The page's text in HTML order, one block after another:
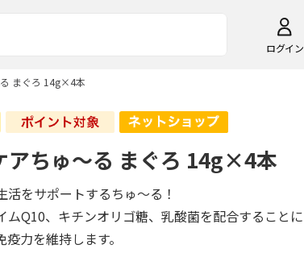
ログイン
まぐろ 14g×4本
アちゅ～る まぐろ 14g×4本
活をサポートするちゅ～る！
ムQ10、キチンオリゴ糖、乳酸菌を配合することに
力を維持します。